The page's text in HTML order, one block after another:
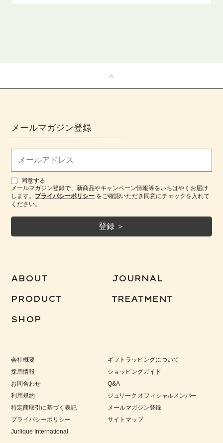
メールマガジン登録
同意する
メールマガジン登録で、新商品やキャンペーン情報等をいちはやくお届け
します。 プライバシーポリシー をご確認いただき同意にチェックを入れて
ください。
ABOUT JOURNAL
PRODUCT TREATMENT
SHOP
会社概要
採用情報
お問合わせ
利用規約
特定商取引に基づく表記
プライバシーポリシー
Jurlique International
ギフトラッピングについて
ショッピングガイド
Q&A
ジュリーク オフィシャルメンバー
メールマガジン登録
サイトマップ